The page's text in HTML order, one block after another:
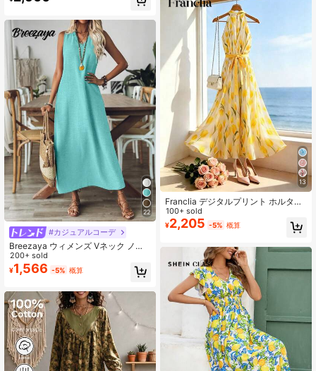
パード柄 スタンドカラー ギャザー
コーヒートーン レオパード柄 ヴィン
テージ風 細身ギャザーウエスト ハイ
ウエスト ルーズランタンスリーブ 腕
を美しく見せる フレアフルスカート
ドレープ効果 実用的なサイドポケッ
ト 全体的にゆったりフィット 通勤
デート お出かけに最適
22
#カジュアルコーデ
Breezaya ウィメンズ Vネック ノー
スリーブ 無地 カジュアル ルーズ 快
適 マキシ ワンピース レディースア
ウトフィット
200+ sold
¥1,566 -5% 概算
13
Franclia デジタルプリント ホルター
ネック フィッテッドウエスト ワンピ
ース、ビーチバケーション や旅行に
適しています
100+ sold
¥2,205 -5% 概算